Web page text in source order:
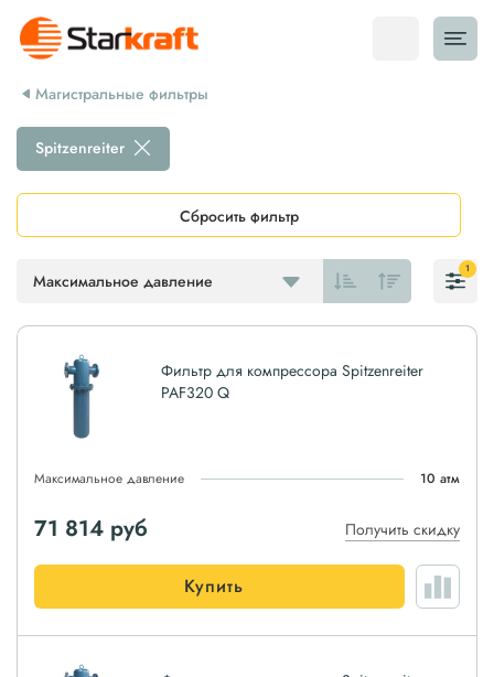
Магистральные фильтры
Максимальное давление
Spitzenreiter
Сбросить фильтр
1
Фильтр для компрессора Spitzenreiter
PAF320 Q
Максимальное давление 10 атм
71 814 руб Получить скидку
Купить